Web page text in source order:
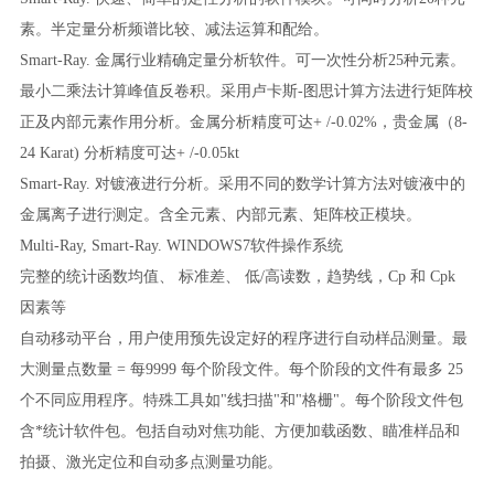
素。半定量分析频谱比较、减法运算和配给。
Smart-Ray. 金属行业精确定量分析软件。可一次性分析25种元素。
最小二乘法计算峰值反卷积。采用卢卡斯-图思计算方法进行矩阵校
正及内部元素作用分析。金属分析精度可达+ /-0.02%，贵金属（8-
24 Karat) 分析精度可达+ /-0.05kt
Smart-Ray. 对镀液进行分析。采用不同的数学计算方法对镀液中的
金属离子进行测定。含全元素、内部元素、矩阵校正模块。
Multi-Ray, Smart-Ray. WINDOWS7软件操作系统
完整的统计函数均值、
标准差、 低/高读数，趋势线，Cp 和 Cpk
因素等
自动移动平台，用户使用预先设定好的程序进行自动样品测量。最
大测量点数量= 每9999 每个阶段文件。每个阶段的文件有最多 25
个不同应用程序。特殊工具如"线扫描"和"格栅"。每个阶段文件包
含*统计软件包。包括自动对焦功能、方便加载函数、瞄准样品和
拍摄、激光定位和自动多点测量功能。